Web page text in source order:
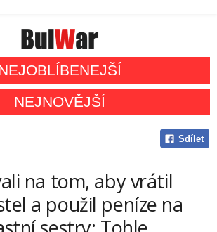
NEJNOVĚJŠÍ
Sdílet
na tom, aby vrátil
a použil peníze na